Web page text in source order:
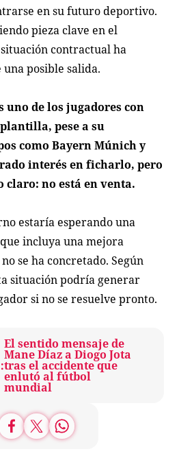
en su futuro deportivo.
pieza clave en el
contractual ha
posible salida.
uno de los jugadores con
pese a su
como Bayern Múnich y
interés en ficharlo, pero
claro: no está en venta.
estaría esperando una
incluya una mejora
se ha concretado. Según
situación podría generar
si no se resuelve pronto.
El sentido mensaje de
Mane Díaz a Diogo Jota
tras el accidente que
enlutó al fútbol
mundial